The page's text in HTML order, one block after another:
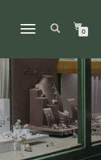
NAVIGAZIONE
0